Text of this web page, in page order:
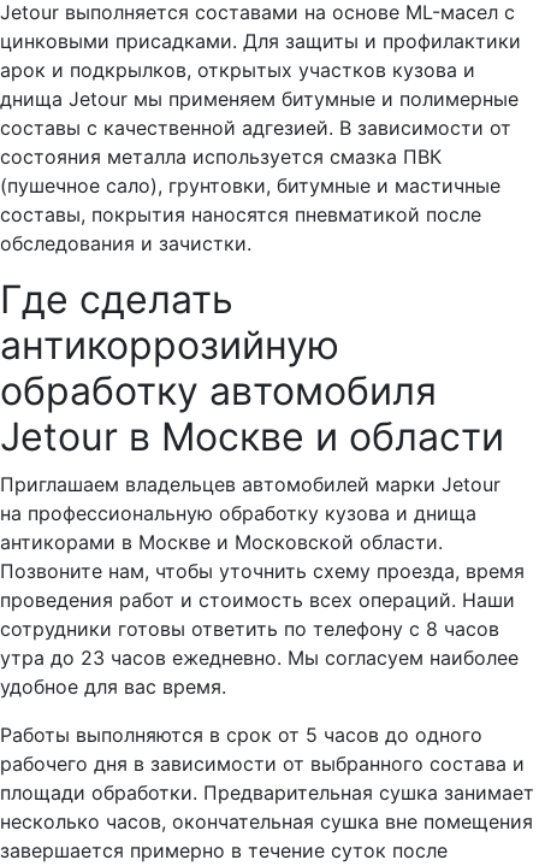
Jetour выполняется составами на основе ML-масел с
цинковыми присадками. Для защиты и профилактики
арок и подкрылков, открытых участков кузова и
днища Jetour мы применяем битумные и полимерные
составы с качественной адгезией. В зависимости от
состояния металла используется смазка ПВК
(пушечное сало), грунтовки, битумные и мастичные
составы, покрытия наносятся пневматикой после
обследования и зачистки.
Где сделать
антикоррозийную
обработку автомобиля
Jetour в Москве и области
Приглашаем владельцев автомобилей марки Jetour
на профессиональную обработку кузова и днища
антикорами в Москве и Московской области.
Позвоните нам, чтобы уточнить схему проезда, время
проведения работ и стоимость всех операций. Наши
сотрудники готовы ответить по телефону с 8 часов
утра до 23 часов ежедневно. Мы согласуем наиболее
удобное для вас время.
Работы выполняются в срок от 5 часов до одного
рабочего дня в зависимости от выбранного состава и
площади обработки. Предварительная сушка занимает
несколько часов, окончательная сушка вне помещения
завершается примерно в течение суток после